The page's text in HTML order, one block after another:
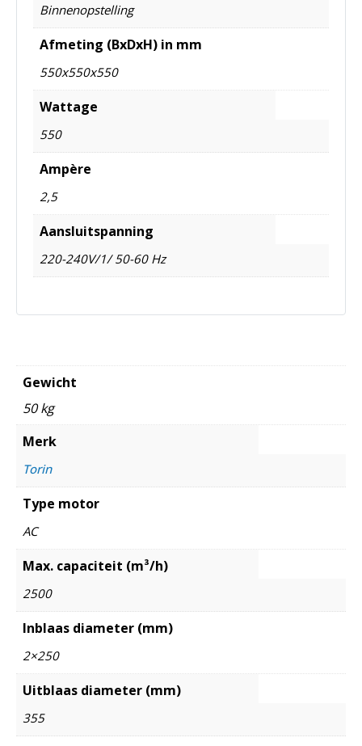
Binnenopstelling
Afmeting (BxDxH) in mm
550x550x550
Wattage
550
Ampère
2,5
Aansluitspanning
220-240V/1/ 50-60 Hz
Gewicht
50 kg
Merk
Torin
Type motor
AC
Max. capaciteit (m³/h)
2500
Inblaas diameter (mm)
2×250
Uitblaas diameter (mm)
355